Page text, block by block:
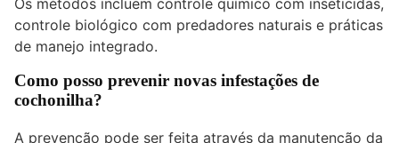
Os métodos incluem controle químico com inseticidas,
controle biológico com predadores naturais e práticas
de manejo integrado.
Como posso prevenir novas infestações de
cochonilha?
A prevenção pode ser feita através da manutenção da